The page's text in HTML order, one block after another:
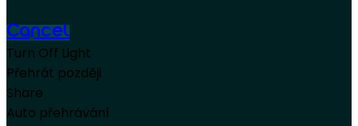
Cancel
Turn Off Light
Přehrát později
Share
Auto přehrávání